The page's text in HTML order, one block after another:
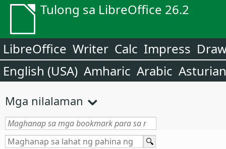
Tulong sa LibreOffice 26.2
LibreOffice Writer Calc Impress
English (USA) Amharic Arabic Asturian
Mga nilalaman